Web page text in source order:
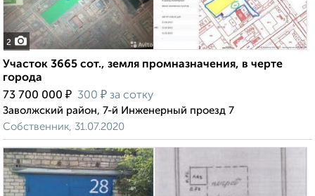
2
Участок 3665 сот., земля промназначения, в черте
города
73 700 000 ₽ 300 ₽ за сотку
Заволжский район, 7-й Инженерный проезд 7
Собственник, 31.07.2020